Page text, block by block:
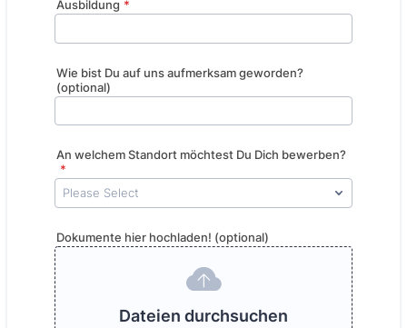
Ausbildung *
Wie bist Du auf uns aufmerksam geworden?
(optional)
An welchem Standort möchtest Du Dich bewerben?
*
Dokumente hier hochladen! (optional)
Dateien durchsuchen